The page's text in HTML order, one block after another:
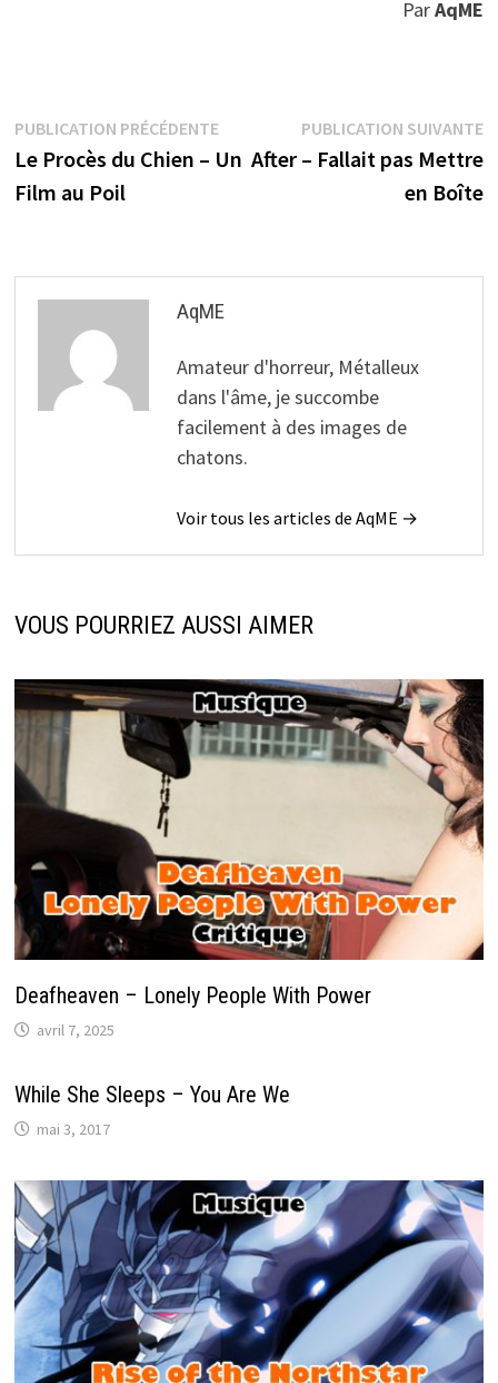
ParAqME
Navigation
de
PUBLICATION PRÉCÉDENTEPublication
précédente :
Le Procès du Chien – Un
Film au Poil
PUBLICATION SUIVANTE
After – Fallait pas Mettre
en Boîte
AqME
Amateur d'horreur, Métalleux
dans l'âme, je succombe
facilement à des images de
chatons.
Voir tous les articles de AqME →
VOUS POURRIEZ AUSSI AIMER
Deafheaven – Lonely People With Power
avril 7, 2025
While She Sleeps – You Are We
mai 3, 2017